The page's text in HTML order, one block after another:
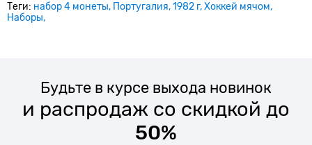
Теги: набор 4 монеты Португалия 1982 г Хоккей мячом
Наборы
Будьте в курсе выхода новинок
и распродаж со скидкой до
50%